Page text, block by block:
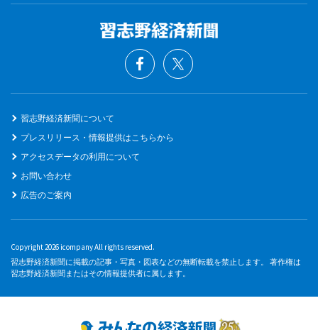
習志野経済新聞について
プレスリリース・情報提供はこちらから
アクセスデータの利用について
お問い合わせ
広告のご案内
Copyright 2026 icompany All rights reserved.
習志野経済新聞に掲載の記事・写真・図表などの無断転載を禁止します。 著作権は
習志野経済新聞またはその情報提供者に属します。